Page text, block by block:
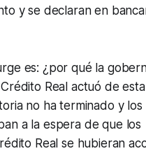
y se declaran en
es: ¿por qué la
Real actuó de esta
no ha terminado y los
a la espera de que los
Real se hubieran